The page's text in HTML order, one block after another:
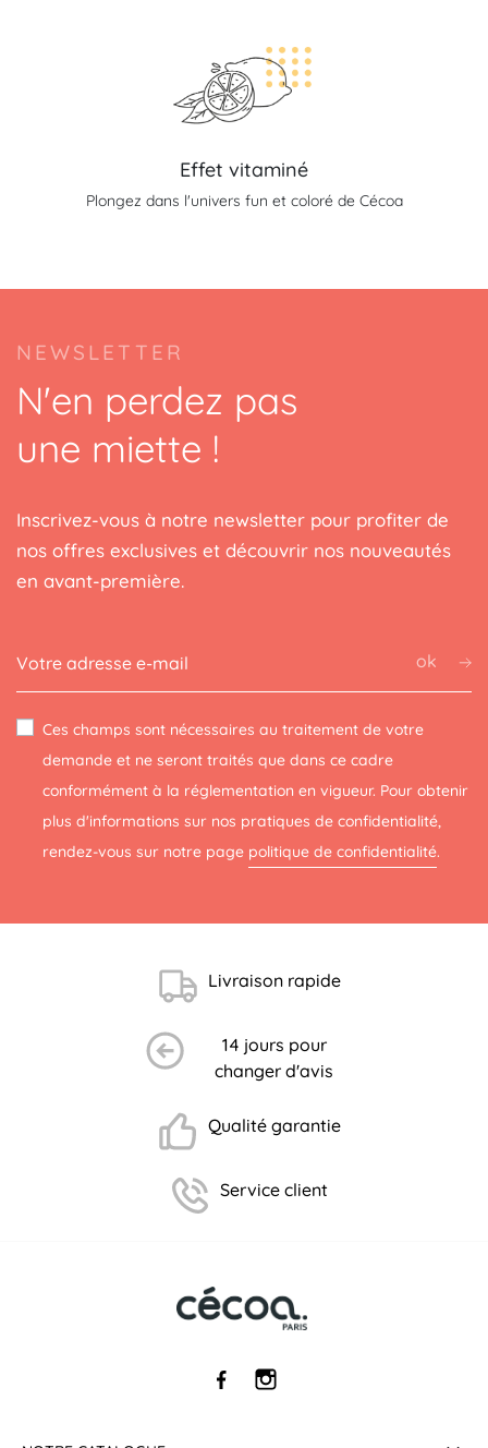
Effet vitaminé
Plongez dans l'univers fun et coloré de Cécoa
NEWSLETTER
N'en perdez pas
une miette !
Inscrivez-vous à notre newsletter pour profiter de
nos offres exclusives et découvrir nos nouveautés
en avant-première.
ok
Ces champs sont nécessaires au traitement de votre
demande et ne seront traités que dans ce cadre
conformément à la réglementation en vigueur. Pour obtenir
plus d'informations sur nos pratiques de confidentialité,
rendez-vous sur notre page politique de confidentialité.
Livraison rapide
14 jours pour
changer d'avis
Qualité garantie
Service client